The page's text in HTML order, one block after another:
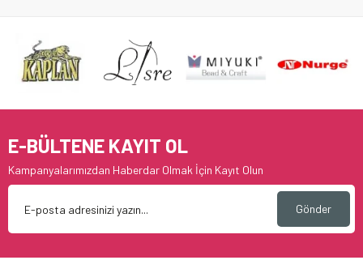
E-BÜLTENE KAYIT OL
Kampanyalarımızdan Haberdar Olmak İçin Kayıt Olun
Gönder